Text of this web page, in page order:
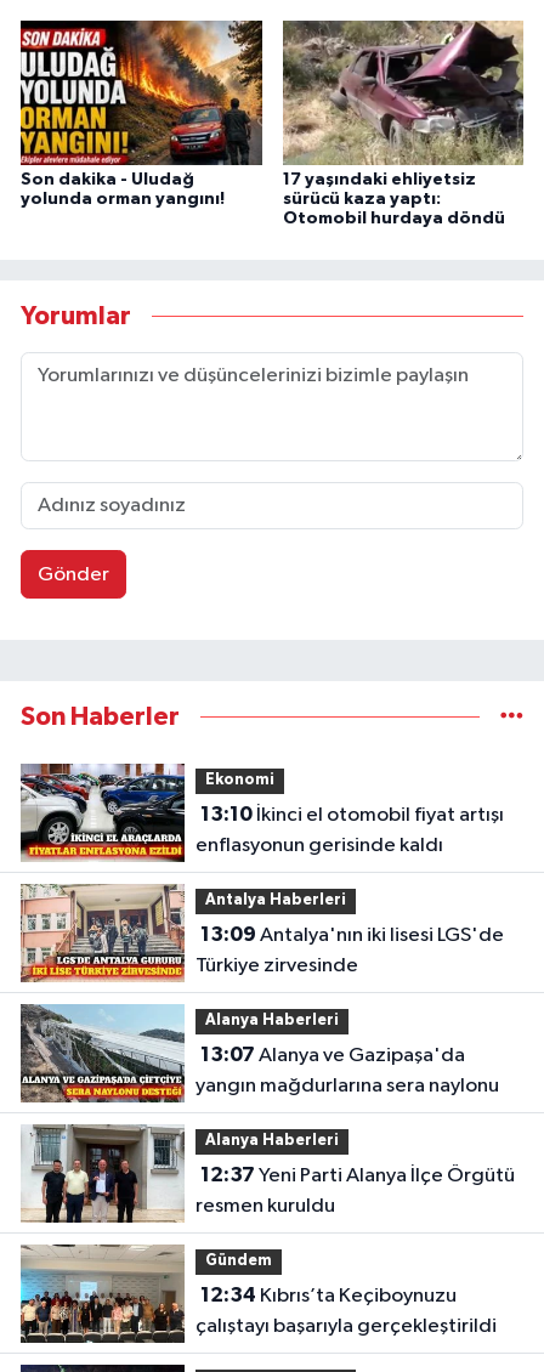
Son dakika - Uludağ
yolunda orman yangını!
17 yaşındaki ehliyetsiz
sürücü kaza yaptı:
Otomobil hurdaya döndü
Yorumlar
Gönder
Son Haberler
Ekonomi
13:10İkinci el otomobil fiyat artışı
enflasyonun gerisinde kaldı
Antalya Haberleri
13:09
Türkiye zirvesinde
Alanya Haberleri
13:07
yangın mağdurlarına sera naylonu
Alanya Haberleri
12:37
resmen kuruldu
Gündem
12:34
çalıştayı başarıyla gerçekleştirildi